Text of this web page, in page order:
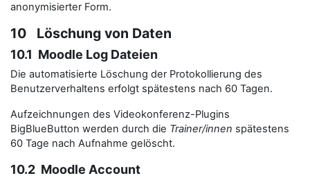
anonymisierter Form.
10 Löschung von Daten
10.1 Moodle Log Dateien
Die automatisierte Löschung der Protokollierung des
Benutzerverhaltens erfolgt spätestens nach 60 Tagen.
Aufzeichnungen des Videokonferenz-Plugins
BigBlueButton werden durch die Trainer/innen spätestens
60 Tage nach Aufnahme gelöscht.
10.2 Moodle Account